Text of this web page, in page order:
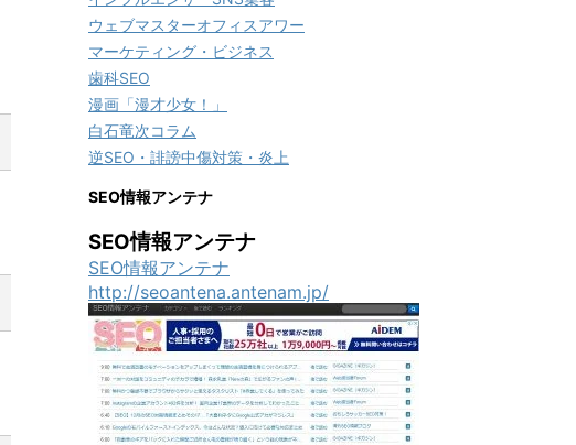
ウェブマスターオフィスアワー
マーケティング・ビジネス
歯科SEO
漫画「漫才少女！」
白石竜次コラム
逆SEO・誹謗中傷対策・炎上
SEO情報アンテナ
SEO情報アンテナ
SEO情報アンテナ
http://seoantena.antenam.jp/